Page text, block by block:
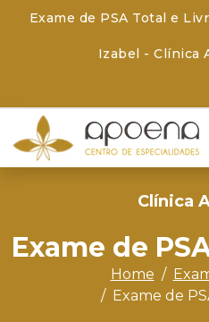
Exame de PSA Total e
Izabel - Clínica
Clínica
Exame de
Home
Exame de